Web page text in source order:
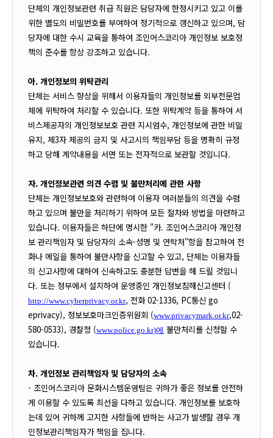
단체의 개인정보관련 취급 직원은 담당자에 한정시키고 있고 이를
위한 별도의 비밀번호를 부여하여 정기적으로 갱신하고 있으며, 담
당자에 대한 수시 교육을 통하여 조인어스코리아 개인정보 보호정
책의 준수를 항상 강조하고 있습니다.
아. 개인정보의 위탁관리
단체는 서비스 향상을 위해서 이용자들의 개인정보를 외부전문업
체에 위탁하여 처리할 수 있습니다. 또한 위탁계약 등을 통하여 서
비스제공자의 개인정보보호 관련 지시엄수, 개인정보에 관한 비밀
유지, 제3자 제공의 금지 및 사고시의 책임부담 등을 명확히 규정
하고 당해 계약내용을 서면 또는 전자적으로 보관할 것입니다.
자. 개인정보관련 의견 수렴 및 불만처리에 관한 사항
단체는 개인정보보호와 관련하여 이용자 여러분들의 의견을 수렴
하고 있으며 불만을 처리하기 위하여 모든 절차와 방법을 마련하고
있습니다. 이용자들은 하단에 명시한 "카. 조인어스코리아 개인정
보 관리책임자 및 담당자의 소속-성명 및 연락처"항을 참고하여 전
화나 메일을 통하여 불만사항을 신고할 수 있고, 단체는 이용자들
의 신고사항에 대하여 신속하고도 충분한 답변을 해 드릴 것입니
다. 또는 정부에서 설치하여 운영중인 개인정보침해신고센터 (
http://www.cyberprivacy.or.kr, 전화 02-1336, PC통신 go
eprivacy), 정보보호마크인증위원회 (www.privacymark.or.kr,02-
580-0533), 경찰청 (www.police.go.kr)에 불만처리를 신청할 수
있습니다.
차. 개인정보 관리책임자 및 담당자의 소속
- 조인어스코리아 문화시스템운영팀은 귀하가 좋은 정보를 안전하
게 이용할 수 있도록 최선을 다하고 있습니다. 개인정보를 보호하
는데 있어 귀하께 고지한 사항들에 반하는 사고가 발생할 경우 개
인정보관리책임자가 책임을 집니다.